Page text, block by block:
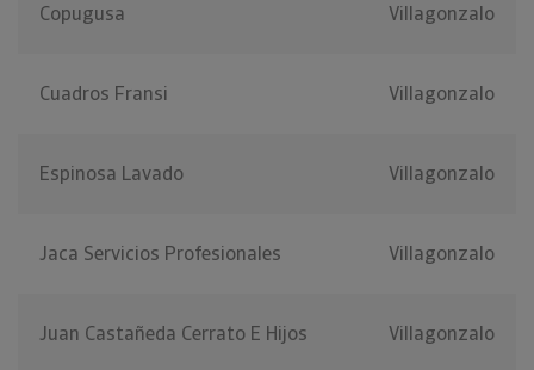
Copugusa Villagonzalo
Cuadros Fransi Villagonzalo
Espinosa Lavado Villagonzalo
Jaca Servicios Profesionales Villagonzalo
Juan Castañeda Cerrato E Hijos Villagonzalo